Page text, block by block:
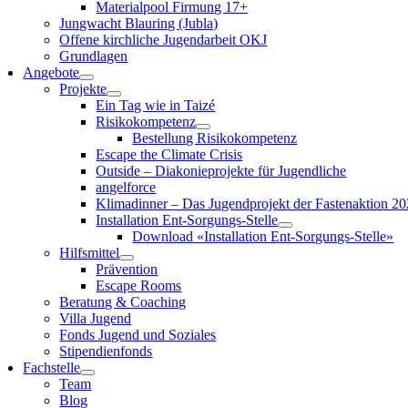
Materialpool Firmung 17+
Jungwacht Blauring (Jubla)
Offene kirchliche Jugendarbeit OKJ
Grundlagen
Angebote
Projekte
Ein Tag wie in Taizé
Risikokompetenz
Bestellung Risikokompetenz
Escape the Climate Crisis
Outside – Diakonieprojekte für Jugendliche
angelforce
Klimadinner – Das Jugendprojekt der Fastenaktion
Installation Ent-Sorgungs-Stelle
Download «Installation Ent-Sorgungs-Stelle»
Hilfsmittel
Prävention
Escape Rooms
Beratung & Coaching
Villa Jugend
Fonds Jugend und Soziales
Stipendienfonds
Fachstelle
Team
Blog